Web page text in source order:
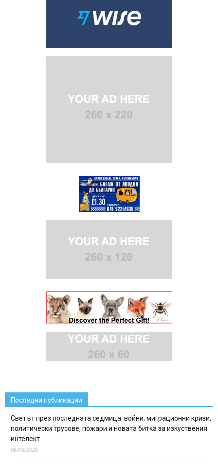
Последни публикации
Светът през последната седмица: войни, миграционни кризи,
политически трусове, пожари и новата битка за изкуствения
интелект
06/08/2026